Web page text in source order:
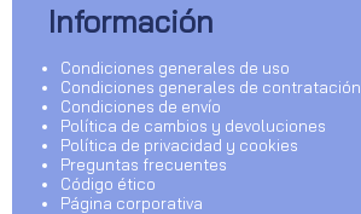
Información
Condiciones generales de uso
Condiciones generales de contratación
Condiciones de envío
Política de cambios y devoluciones
Política de privacidad y cookies
Preguntas frecuentes
Código ético
Página corporativa